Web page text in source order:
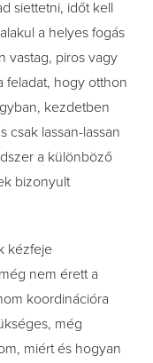
siettetni, időt kell
a helyes fogás
vastag, piros vagy
feladat, hogy otthon
kezdetben
csak lassan-lassan
a különböző
bizonyult
kézfeje
nem érett a
koordinációra
még
miért és hogyan